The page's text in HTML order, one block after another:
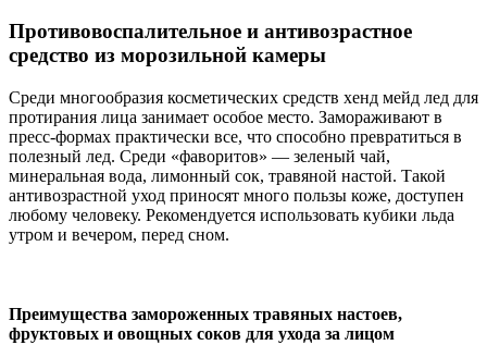
Противовоспалительное и антивозрастное
средство из морозильной камеры
Среди многообразия косметических средств хенд мейд лед для
протирания лица занимает особое место. Замораживают в
пресс-формах практически все, что способно превратиться в
полезный лед. Среди «фаворитов» — зеленый чай,
минеральная вода, лимонный сок, травяной настой. Такой
антивозрастной уход приносят много пользы коже, доступен
любому человеку. Рекомендуется использовать кубики льда
утром и вечером, перед сном.
Преимущества замороженных травяных настоев,
фруктовых и овощных соков для ухода за лицом